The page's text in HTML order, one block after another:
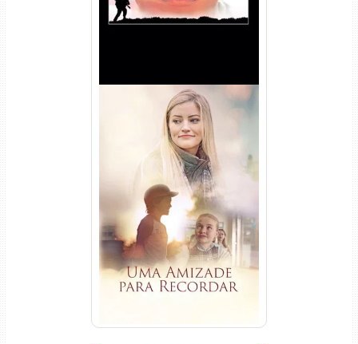
Uma Amizade para Recordar
Torrent (2025) WEB-DL 1080p
Dual Áudio